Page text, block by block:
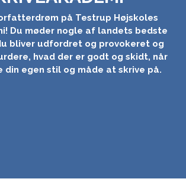
på Testrup Højskoles
Du møder nogle af landets bedste
bliver udfordret og provokeret og
hvad der er godt og skidt, når
din egen stil og måde at skrive på.